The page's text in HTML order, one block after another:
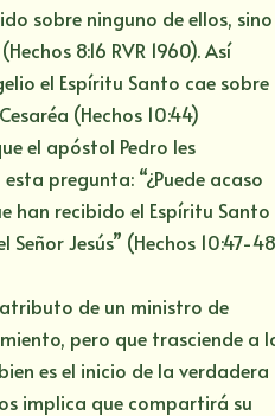
sobre ninguno de ellos, sino
8:16 RVR 1960). Así
el Espíritu Santo cae sobre
(Hechos 10:44)
el apóstol Pedro les
pregunta: “¿Puede acaso
han recibido el Espíritu Santo
Jesús” (Hechos 10:47-
de un ministro de
pero que trasciende a
es el inicio de la verdadera
implica que compartirá su